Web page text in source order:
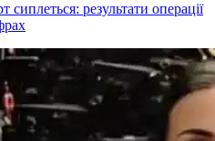
сиплеться: результати операції